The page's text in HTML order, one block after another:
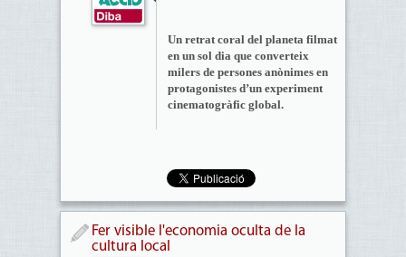
Un retrat coral del planeta filmat
en un sol dia que converteix
milers de persones anònimes en
protagonistes d’un experiment
cinematogràfic global.
Fer visible l'economia oculta de la
cultura local